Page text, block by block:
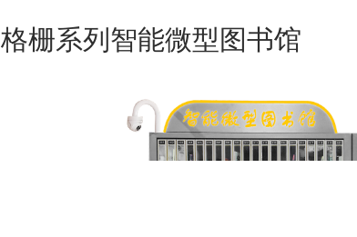
格栅系列智能微型图书馆